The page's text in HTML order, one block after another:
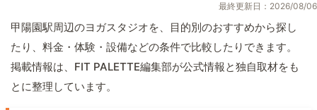
最終更新日：2026/08/06
甲陽園駅周辺のヨガスタジオを、目的別のおすすめから探し
たり、料金・体験・設備などの条件で比較したりできます。
掲載情報は、FIT PALETTE編集部が公式情報と独自取材をも
とに整理しています。